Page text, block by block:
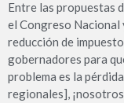
Entre las propuestas
el Congreso
reducción de
gobernadores para
problema es la
regionales],